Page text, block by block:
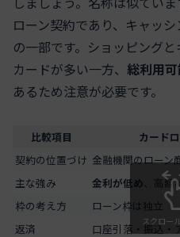
ローン契約であり、キャッ
の一部です。ショッピング
カードが多い一方、 総利用
あるため注意が必要です。
比較項目 カード
契約の位置づけ 金融機関のローン
主な強み
金利が低め、高額
枠の考え方
ローン枠は独立
返済
口座引落・振込・
スクロー